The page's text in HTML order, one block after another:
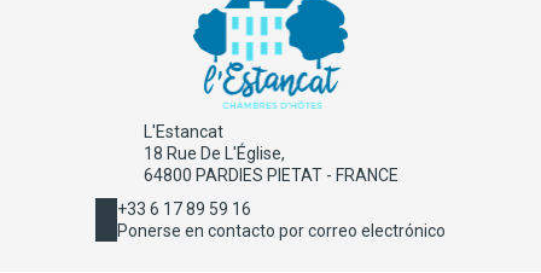
L'Estancat
18 Rue De L'Église,
64800 PARDIES PIETAT - FRANCE
+33 6 17 89 59 16
Ponerse en contacto por correo electrónico